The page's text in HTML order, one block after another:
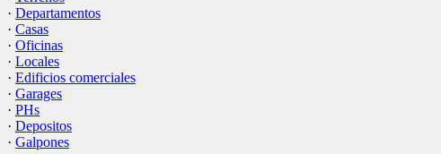
· Departamentos
· Casas
· Oficinas
· Locales
· Edificios comerciales
· Garages
· PHs
· Depositos
· Galpones